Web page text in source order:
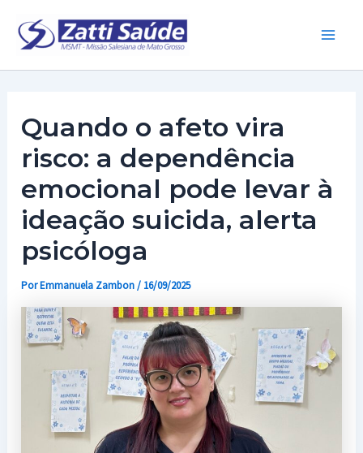
para
Quando o afeto vira
risco: a dependência
emocional pode levar à
ideação suicida, alerta
psicóloga
PorEmmanuela Zambon/ 16/09/2025